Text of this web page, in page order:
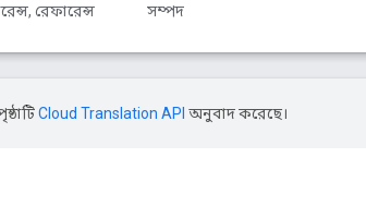
রেফারেন্স
সম্পদ
Cloud Translation API অনুবাদ করেছে।